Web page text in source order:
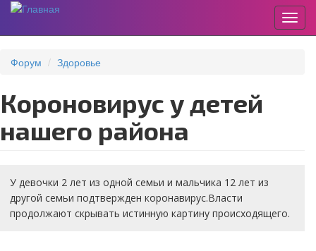
основному
Форум Здоровье
Короновирус у детей
нашего района
У девочки 2 лет из одной семьи и мальчика 12 лет из
другой семьи подтвержден коронавирус.Власти
продолжают скрывать истинную картину происходящего.